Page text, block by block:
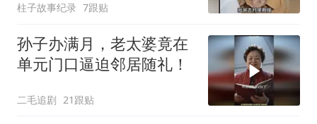
柱子故事纪录 7跟贴
孙子办满月，老太婆竟在
单元门口逼迫邻居随礼！
二毛追剧 21跟贴